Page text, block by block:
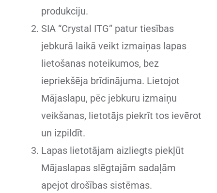
produkciju.
SIA “Crystal ITG” patur tiesības
jebkurā laikā veikt izmaiņas lapas
lietošanas noteikumos, bez
iepriekšēja brīdinājuma. Lietojot
Mājaslapu, pēc jebkuru izmaiņu
veikšanas, lietotājs piekrīt tos ievērot
un izpildīt.
Lapas lietotājam aizliegts piekļūt
Mājaslapas slēgtajām sadaļām
apejot drošības sistēmas.